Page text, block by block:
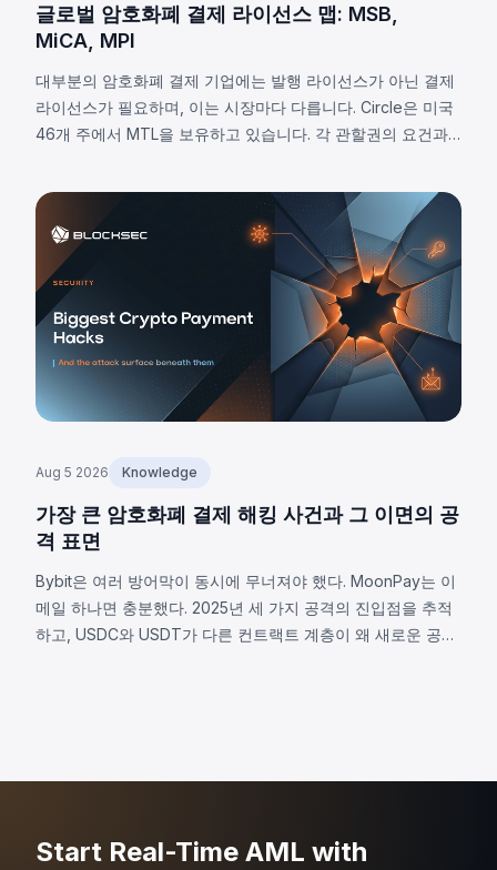
글로벌 암호화폐 결제 라이선스 맵: MSB,
MiCA, MPI
대부분의 암호화폐 결제 기업에는 발행 라이선스가 아닌 결제
라이선스가 필요하며, 이는 시장마다 다릅니다. Circle은 미국
46개 주에서 MTL을 보유하고 있습니다. 각 관할권의 요건과
Aug 5 2026 Knowledge
가장 큰 암호화폐 결제 해킹 사건과 그 이면의 공
격 표면
Bybit은 여러 방어막이 동시에 무너져야 했다. MoonPay는 이
메일 하나면 충분했다. 2025년 세 가지 공격의 진입점을 추적
하고, USDC와 USDT가 다른 컨트랙트 계층이 왜 새로운 공격
Start Real-Time AML with